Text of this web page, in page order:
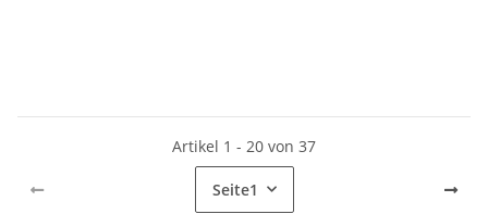
Artikel 1 - 20 von 37
Seite1